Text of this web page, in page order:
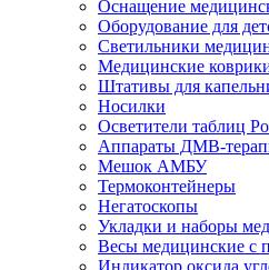
Оснащение
Оборудование для
Светильники
Медицинские
Штативы для
Носилки
Осветители таблиц
Аппараты ДМВ-
Мешок АМБУ
Термоконтейнеры
Негатоскопы
Укладки и наборы
Весы медицинские с
Индикатор оксида